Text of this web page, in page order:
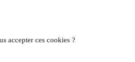
pas pu participer à ce 1ᵉʳ congrès
de la classe ouvrière en
est en train de mettre en place
de l’électricité qui vise, entre
développer un échange mutuel de
accepter ces cookies ?